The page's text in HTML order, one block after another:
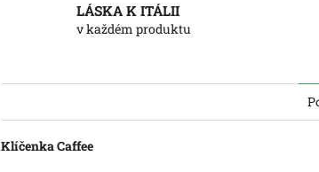
LÁSKA K ITÁLII
v každém produktu
Klíčenka Caffee